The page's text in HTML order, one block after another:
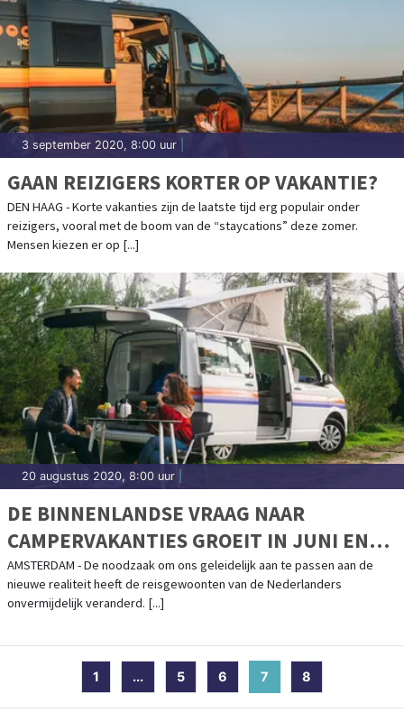
3 september 2020, 8:00 uur
GAAN REIZIGERS KORTER OP VAKANTIE?
DEN HAAG - Korte vakanties zijn de laatste tijd erg populair onder
reizigers, vooral met de boom van de “staycations” deze zomer.
Mensen kiezen er op [...]
20 augustus 2020, 8:00 uur
DE BINNENLANDSE VRAAG NAAR
CAMPERVAKANTIES GROEIT IN JUNI EN
JULI 900% IN VERGELIJKING MET VORIG
JAAR
AMSTERDAM - De noodzaak om ons geleidelijk aan te passen aan de
nieuwe realiteit heeft de reisgewoonten van de Nederlanders
onvermijdelijk veranderd. [...]
1 ... 5 6 7 (current)
8